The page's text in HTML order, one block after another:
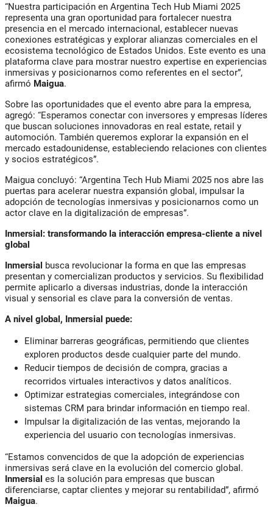
“Nuestra participación en Argentina Tech Hub Miami 2025
representa una gran oportunidad para fortalecer nuestra
presencia en el mercado internacional, establecer nuevas
conexiones estratégicas y explorar alianzas comerciales en el
ecosistema tecnológico de Estados Unidos. Este evento es una
plataforma clave para mostrar nuestro expertise en experiencias
inmersivas y posicionarnos como referentes en el sector”,
afirmó Maigua.
Sobre las oportunidades que el evento abre para la empresa,
agregó: “Esperamos conectar con inversores y empresas líderes
que buscan soluciones innovadoras en real estate, retail y
automoción. También queremos explorar la expansión en el
mercado estadounidense, estableciendo relaciones con clientes
y socios estratégicos”.
Maigua concluyó: “Argentina Tech Hub Miami 2025 nos abre las
puertas para acelerar nuestra expansión global, impulsar la
adopción de tecnologías inmersivas y posicionarnos como un
actor clave en la digitalización de empresas”.
Inmersial: transformando la interacción empresa-cliente a nivel
global
Inmersial busca revolucionar la forma en que las empresas
presentan y comercializan productos y servicios. Su flexibilidad
permite aplicarlo a diversas industrias, donde la interacción
visual y sensorial es clave para la conversión de ventas.
A nivel global, Inmersial puede:
Eliminar barreras geográficas, permitiendo que clientes
exploren productos desde cualquier parte del mundo.
Reducir tiempos de decisión de compra, gracias a
recorridos virtuales interactivos y datos analíticos.
Optimizar estrategias comerciales, integrándose con
sistemas CRM para brindar información en tiempo real.
Impulsar la digitalización de las ventas, mejorando la
experiencia del usuario con tecnologías inmersivas.
“Estamos convencidos de que la adopción de experiencias
inmersivas será clave en la evolución del comercio global.
Inmersial es la solución para empresas que buscan
diferenciarse, captar clientes y mejorar su rentabilidad”, afirmó
Maigua.